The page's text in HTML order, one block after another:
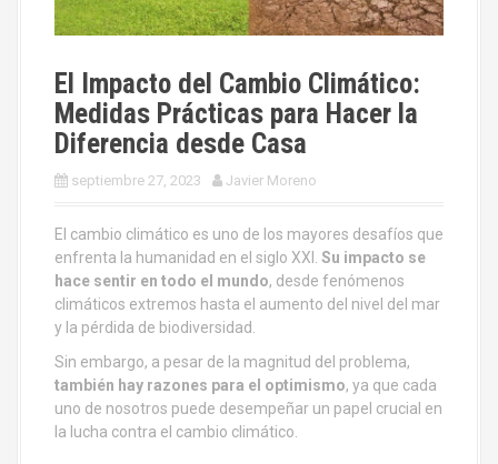
El Impacto del Cambio Climático:
Medidas Prácticas para Hacer la
Diferencia desde Casa
septiembre 27, 2023 Javier Moreno
El cambio climático es uno de los mayores desafíos que
enfrenta la humanidad en el siglo XXI. Su impacto se
hace sentir en todo el mundo, desde fenómenos
climáticos extremos hasta el aumento del nivel del mar
y la pérdida de biodiversidad.
Sin embargo, a pesar de la magnitud del problema,
también hay razones para el optimismo, ya que cada
uno de nosotros puede desempeñar un papel crucial en
la lucha contra el cambio climático.